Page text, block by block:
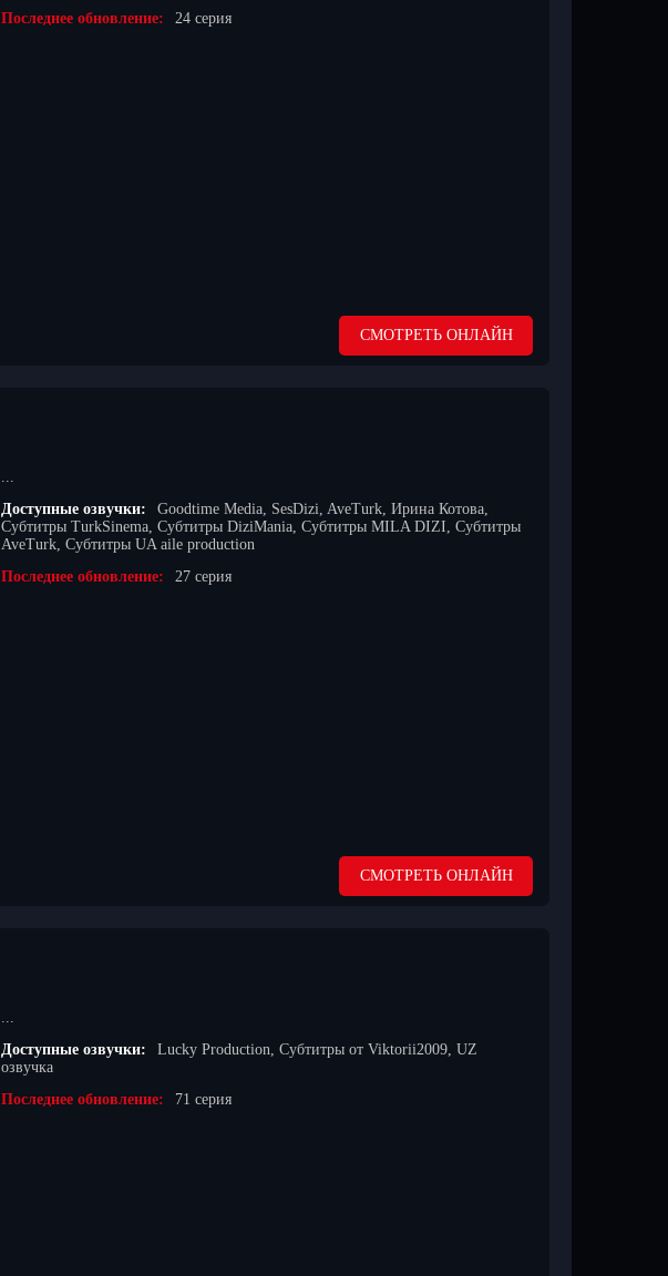
Последнее обновление:
24 серия
СМОТРЕТЬ ОНЛАЙН
...
Доступные озвучки:
Goodtime Media, SesDizi, AveTurk, Ирина Котова,
Субтитры TurkSinema, Субтитры DiziMania, Субтитры MILA DIZI, Субтитры
AveTurk, Субтитры UA aile production
Последнее обновление:
27 серия
СМОТРЕТЬ ОНЛАЙН
...
Доступные озвучки:
Lucky Production, Субтитры от Viktorii2009, UZ
озвучка
Последнее обновление:
71 серия